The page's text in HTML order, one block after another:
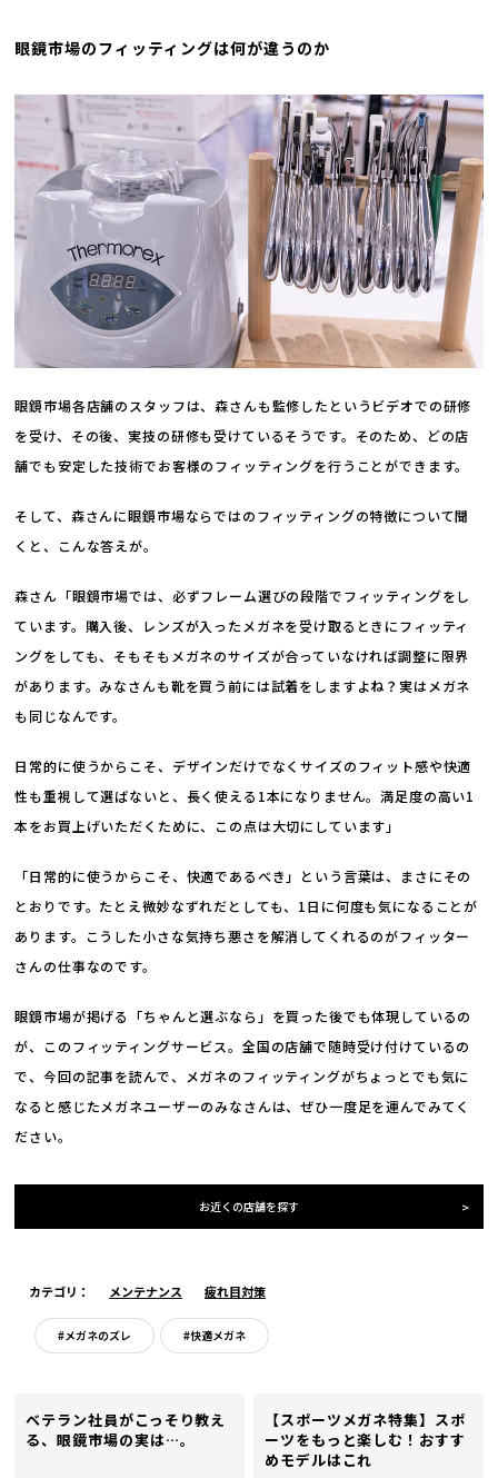
眼鏡市場のフィッティングは何が違うのか
眼鏡市場各店舗のスタッフは、森さんも監修したというビデオでの研修
を受け、その後、実技の研修も受けているそうです。そのため、どの店
舗でも安定した技術でお客様のフィッティングを行うことができます。
そして、森さんに眼鏡市場ならではのフィッティングの特徴について聞
くと、こんな答えが。
森さん「眼鏡市場では、必ずフレーム選びの段階でフィッティングをし
ています。購入後、レンズが入ったメガネを受け取るときにフィッティ
ングをしても、そもそもメガネのサイズが合っていなければ調整に限界
があります。みなさんも靴を買う前には試着をしますよね？実はメガネ
も同じなんです。
日常的に使うからこそ、デザインだけでなくサイズのフィット感や快適
性も重視して選ばないと、長く使える1本になりません。満足度の高い1
本をお買上げいただくために、この点は大切にしています」
「日常的に使うからこそ、快適であるべき」という言葉は、まさにその
とおりです。たとえ微妙なずれだとしても、1日に何度も気になることが
あります。こうした小さな気持ち悪さを解消してくれるのがフィッター
さんの仕事なのです。
眼鏡市場が掲げる「ちゃんと選ぶなら」を買った後でも体現しているの
が、このフィッティングサービス。全国の店舗で随時受け付けているの
で、今回の記事を読んで、メガネのフィッティングがちょっとでも気に
なると感じたメガネユーザーのみなさんは、ぜひ一度足を運んでみてく
ださい。
お近くの店舗を探す
カテゴリ： メンテナンス 疲れ目対策
#メガネのズレ #快適メガネ
ベテラン社員がこっそり教え
る、眼鏡市場の実は…。
【スポーツメガネ特集】スポ
ーツをもっと楽しむ！おすす
めモデルはこれ